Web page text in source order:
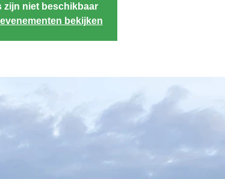
zijn niet beschikbaar
bekijken